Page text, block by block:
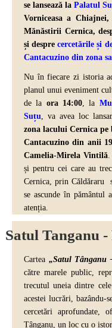
se lansează la Palatul
Vorniceasa a
Mănăstirii Cernica,
și desprecercetările și
Cantacuzino din zona
Nu în fiecare zi istoria
planul unui eveniment
de la ora 14:00, la
Suțu, va avea loc
zona lacului Cernica
Cantacuzino din anii
Camelia-Mirela Vintilă.
și pentru cei care au
Cernica, prin Căldăraru
se ascunde în pământul
atenția.
Satul Tanganu
Cartea „Satul Tânganu
către marele public,
trecutul uneia dintre
acestei lucrări, bazându-
cercetări aprofundate,
Tânganu, un loc cu o